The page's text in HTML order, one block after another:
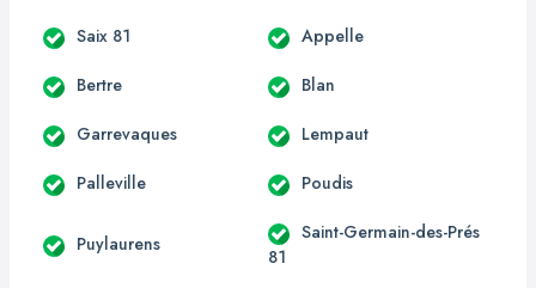
Saix 81 Appelle
Bertre Blan
Garrevaques Lempaut
Palleville Poudis
Puylaurens
Saint-Germain-des-Prés
81